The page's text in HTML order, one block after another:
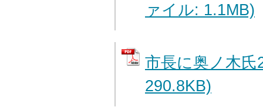
ァイル: 1.1MB)
市長に奥ノ木
290.8KB)